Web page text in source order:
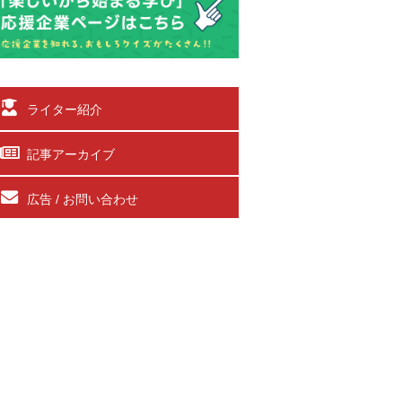
ライター紹介
記事アーカイブ
広告 / お問い合わせ